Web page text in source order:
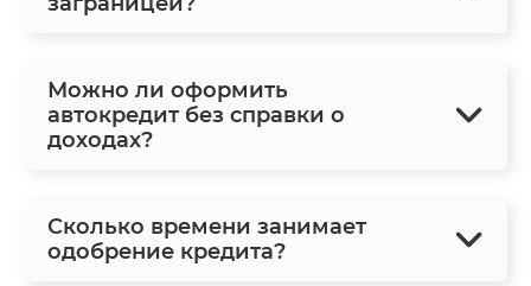
Можно ли оформить
автокредит без справки о
доходах?
Сколько времени занимает
одобрение кредита?